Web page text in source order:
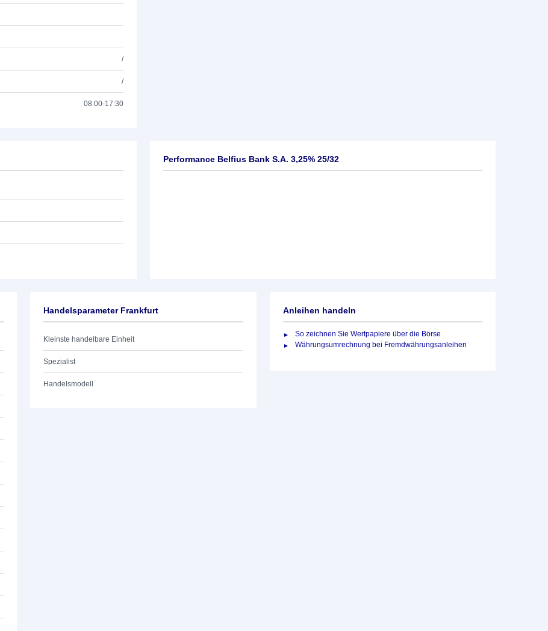
/
/
08:00-17:30
Performance Belfius Bank S.A. 3,25% 25/32
Handelsparameter Frankfurt
Kleinste handelbare Einheit
Spezialist
Handelsmodell
Anleihen handeln
So zeichnen Sie Wertpapiere über die Börse
Währungsumrechnung bei Fremdwährungsanleihen